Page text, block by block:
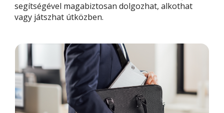
segítségével magabiztosan dolgozhat, alkothat
vagy játszhat útközben.